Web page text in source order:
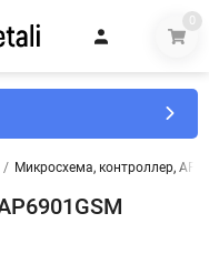
0
/ Микросхема, контроллер,